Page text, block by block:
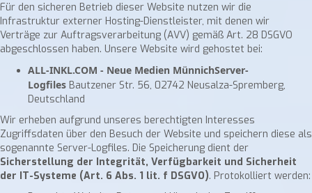
Für den sicheren Betrieb dieser Website nutzen wir die
Infrastruktur externer Hosting-Dienstleister, mit denen wir
Verträge zur Auftragsverarbeitung (AVV) gemäß Art. 28 DSGVO
abgeschlossen haben. Unsere Website wird gehostet bei:
ALL-INKL.COM - Neue Medien MünnichServer-
Logfiles Bautzener Str. 56, 02742 Neusalza-Spremberg,
Deutschland
Wir erheben aufgrund unseres berechtigten Interesses
Zugriffsdaten über den Besuch der Website und speichern diese als
sogenannte Server-Logfiles. Die Speicherung dient der
Sicherstellung der Integrität, Verfügbarkeit und Sicherheit
der IT-Systeme (Art. 6 Abs. 1 lit. f DSGVO). Protokolliert werden: